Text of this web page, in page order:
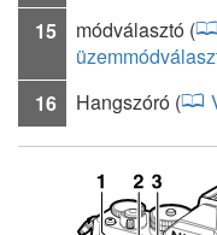
15
módválasztó (
16
Hangszóró (